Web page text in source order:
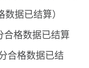
据已结算）
格数据已结算
合格数据已结